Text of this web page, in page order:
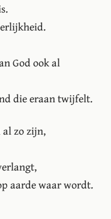
God ook al
die eraan twijfelt.
zo zijn,
aarde waar wordt.